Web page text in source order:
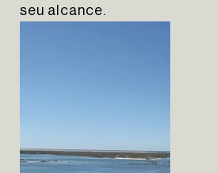
seu alcance.